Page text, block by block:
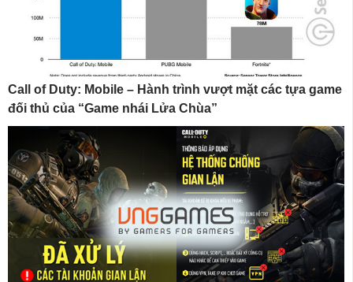
Call of Duty: Mobile – Hành trình vượt mặt các tựa game
đối thủ của “Game nhái Lửa Chùa”